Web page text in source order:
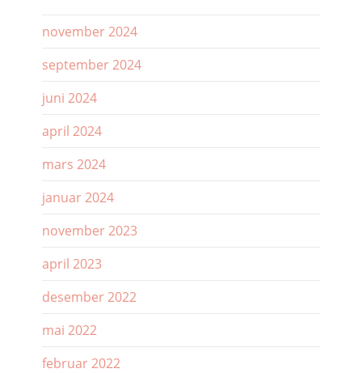
november 2024
september 2024
juni 2024
april 2024
mars 2024
januar 2024
november 2023
april 2023
desember 2022
mai 2022
februar 2022